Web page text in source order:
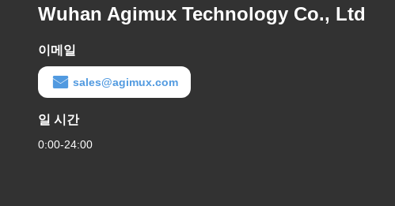
Wuhan Agimux Technology Co., Ltd
이메일
sales@agimux.com
일 시간
0:00-24:00